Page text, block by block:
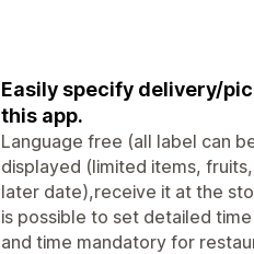
Easily specify delivery/
this app.
Language free (all label can
displayed (limited items,
later date),receive it at the
is possible to set detailed
and time mandatory for